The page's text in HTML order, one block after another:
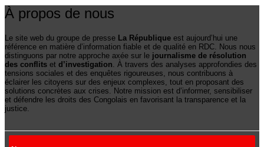
À propos de nous
Le site web du groupe de presse La République est aujourd’hui une
référence en matière d’information fiable et de qualité en RDC. Nous nous
distinguons par notre approche axée sur le journalisme de résolution
des conflits et d’investigation. À travers des analyses approfondies des
tensions sociales et des enquêtes rigoureuses, nous contribuons à
éclairer les citoyens sur des enjeux complexes, tout en proposant des
solutions concrètes aux crises. Notre mission est d’informer, sensibiliser
et défendre les droits des Congolais en favorisant la transparence et la
justice.